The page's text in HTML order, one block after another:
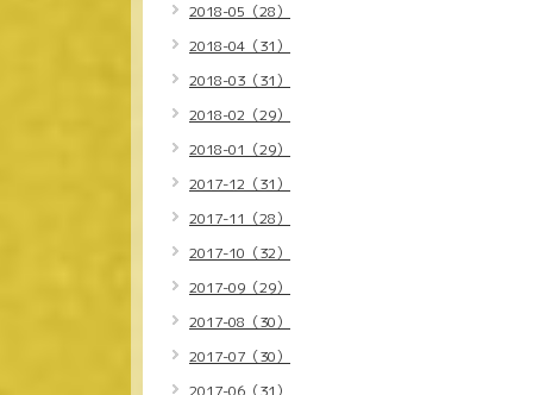
2018-05（28）
2018-04（31）
2018-03（31）
2018-02（29）
2018-01（29）
2017-12（31）
2017-11（28）
2017-10（32）
2017-09（29）
2017-08（30）
2017-07（30）
2017-06（31）